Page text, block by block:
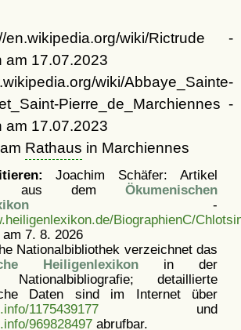
wiki/Rictrude -
am 17.07.2023
wiki/Abbaye_Sainte-
Pierre_de_Marchiennes -
am 17.07.2023
Rathaus in Marchiennes
Joachim Schäfer: Artikel
aus dem Ökumenischen
-
BiographienC/
7. 8. 2026
Nationalbibliothek verzeichnet das
Heiligenlexikonin der
Nationalbibliografie; detaillierte
Daten sind im Internet über
1175439177und
969828497abrufbar.